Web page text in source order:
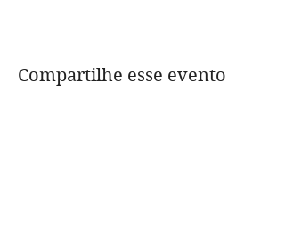
Compartilhe esse evento